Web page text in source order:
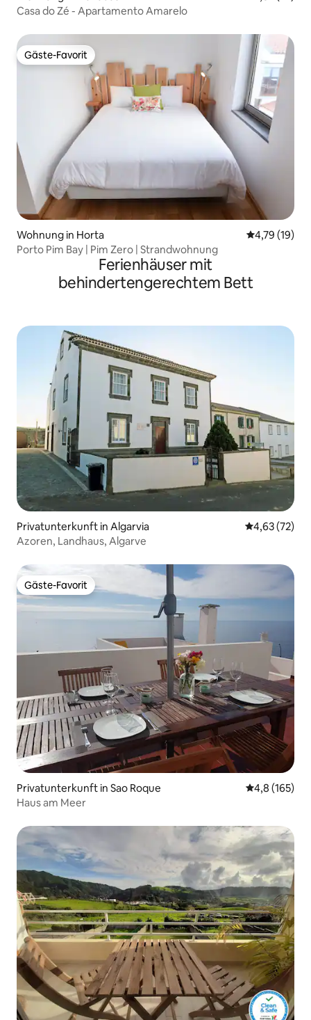
Casa do Zé - Apartamento Amarelo
Gäste-Favorit
Gäste-Favorit
Wohnung in Horta
4,79 (19)
Porto Pim Bay | Pim Zero | Strandwohnung
Ferienhäuser mit
behindertengerechtem Bett
Privatunterkunft in Algarvia
4,63 (72)
Azoren, Landhaus, Algarve
Gäste-Favorit
Gäste-Favorit
Privatunterkunft in Sao Roque
4,8 (165)
Haus am Meer